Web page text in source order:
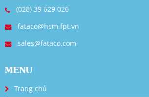
(028) 39 629 026
fataco@hcm.fpt.vn
sales@fataco.com
MENU
Trang chủ